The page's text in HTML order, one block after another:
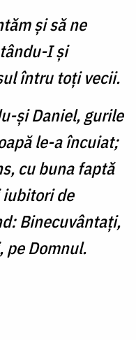
şi să ne
I şi
întru toţi vecii.
şi Daniel, gurile
le-a încuiat;
cu buna faptă
de
Binecuvântaţi,
pe Domnul.